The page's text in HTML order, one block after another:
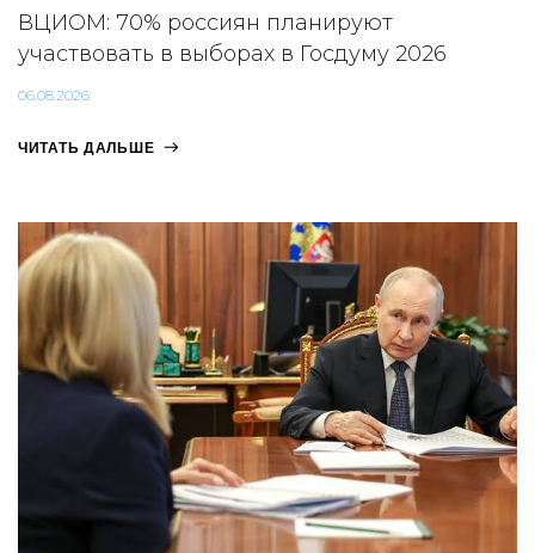
ВЦИОМ: 70% россиян планируют
участвовать в выборах в Госдуму 2026
06.08.2026
ЧИТАТЬ ДАЛЬШЕ